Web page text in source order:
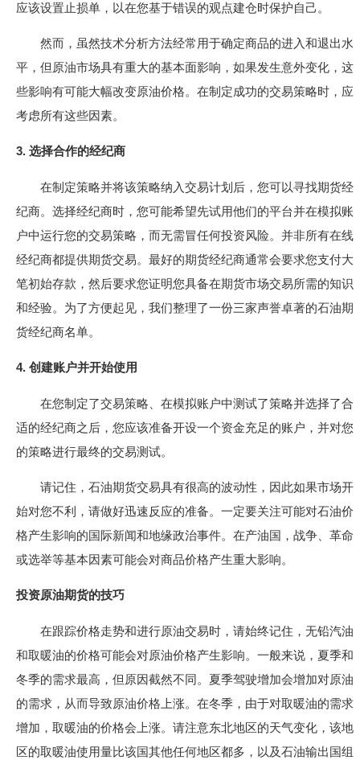
应该设置止损单，以在您基于错误的观点建仓时保护自己。
然而，虽然技术分析方法经常用于确定商品的进入和退出水
平，但原油市场具有重大的基本面影响，如果发生意外变化，这
些影响有可能大幅改变原油价格。在制定成功的交易策略时，应
考虑所有这些因素。
3. 选择合作的经纪商
在制定策略并将该策略纳入交易计划后，您可以寻找期货经
纪商。选择经纪商时，您可能希望先试用他们的平台并在模拟账
户中运行您的交易策略，而无需冒任何投资风险。并非所有在线
经纪商都提供期货交易。最好的期货经纪商通常会要求您支付大
笔初始存款，然后要求您证明您具备在期货市场交易所需的知识
和经验。为了方便起见，我们整理了一份三家声誉卓著的石油期
货经纪商名单。
4. 创建账户并开始使用
在您制定了交易策略、在模拟账户中测试了策略并选择了合
适的经纪商之后，您应该准备开设一个资金充足的账户，并对您
的策略进行最终的交易测试。
请记住，石油期货交易具有很高的波动性，因此如果市场开
始对您不利，请做好迅速反应的准备。一定要关注可能对石油价
格产生影响的国际新闻和地缘政治事件。在产油国，战争、革命
或选举等基本因素可能会对商品价格产生重大影响。
投资原油期货的技巧
在跟踪价格走势和进行原油交易时，请始终记住，无铅汽油
和取暖油的价格可能会对原油价格产生影响。一般来说，夏季和
冬季的需求最高，但原因截然不同。夏季驾驶增加会增加对原油
的需求，从而导致原油价格上涨。在冬季，由于对取暖油的需求
增加，取暖油的价格会上涨。请注意东北地区的天气变化，该地
区的取暖油使用量比该国其他任何地区都多，以及石油输出国组